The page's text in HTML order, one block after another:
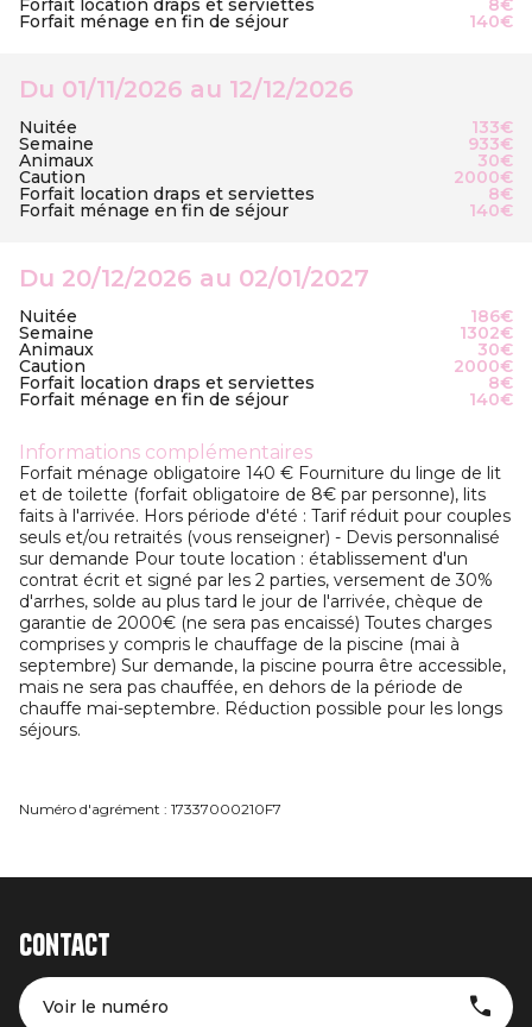
Forfait location draps et serviettes 8€
Forfait ménage en fin de séjour 140€
Du 01/11/2026 au 12/12/2026
Nuitée 133€
Semaine 933€
Animaux 30€
Caution 2000€
Forfait location draps et serviettes 8€
Forfait ménage en fin de séjour 140€
Du 20/12/2026 au 02/01/2027
Nuitée 186€
Semaine 1302€
Animaux 30€
Caution 2000€
Forfait location draps et serviettes 8€
Forfait ménage en fin de séjour 140€
Informations complémentaires
Forfait ménage obligatoire 140 € Fourniture du linge de lit
et de toilette (forfait obligatoire de 8€ par personne), lits
faits à l'arrivée. Hors période d'été : Tarif réduit pour couples
seuls et/ou retraités (vous renseigner) - Devis personnalisé
sur demande Pour toute location : établissement d'un
contrat écrit et signé par les 2 parties, versement de 30%
d'arrhes, solde au plus tard le jour de l'arrivée, chèque de
garantie de 2000€ (ne sera pas encaissé) Toutes charges
comprises y compris le chauffage de la piscine (mai à
septembre) Sur demande, la piscine pourra être accessible,
mais ne sera pas chauffée, en dehors de la période de
chauffe mai-septembre. Réduction possible pour les longs
séjours.
Numéro d'agrément : 17337000210F7
Contact
Voir le numéro